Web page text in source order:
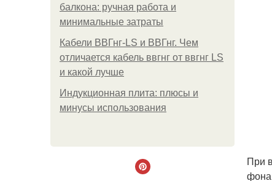
балкона: ручная работа и
минимальные затраты
Кабели ВВГнг-LS и ВВГнг. Чем
отличается кабель ввгнг от ввгнг LS
и какой лучше
Индукционная плита: плюсы и
минусы использования
При
фона